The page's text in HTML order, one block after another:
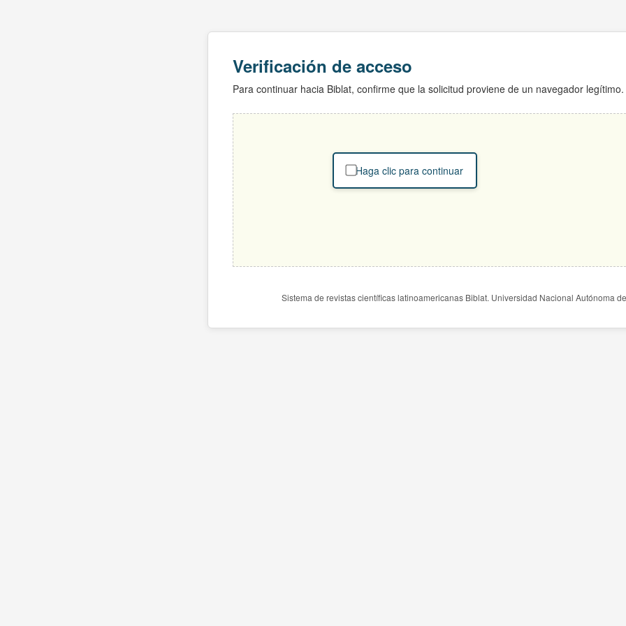
Verificación de acceso
Para continuar hacia Biblat, confirme que la solicitud proviene de un navegador legítimo.
Haga clic para continuar
Sistema de revistas científicas latinoamericanas Biblat. Universidad Nacional Autónoma